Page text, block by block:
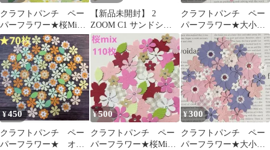
クラフトパンチ ペー
パーフラワー★桜Mix
グリーン系110枚
【新品未開封】 2
ZOOM C1 サンドシル
バー ボールペン ズーム
クラフトパンチ ペー
パーフラワー★大小mix
ピンク系②30枚
¥450
クラフトパンチ ペー
パーフラワー★ オレ
¥500
クラフトパンチ ペー
パーフラワー★桜Mix
¥300
クラフトパンチ ペー
パーフラワー★大小mix